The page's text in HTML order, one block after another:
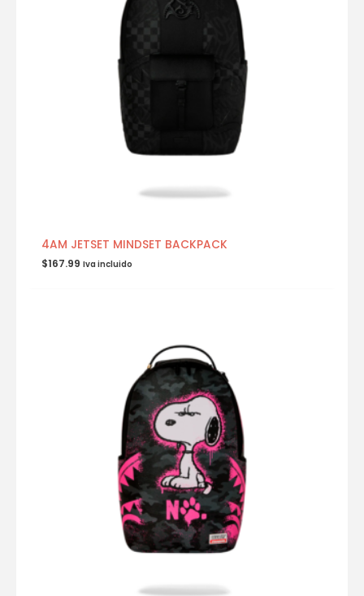
4AM JETSET MINDSET BACKPACK
$167.99 Iva incluido